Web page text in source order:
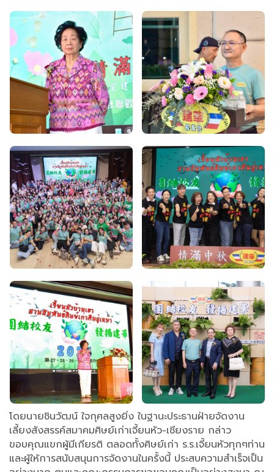
โดยนายชินวัฒน์​ ใจกุศลสูงยิ่ง​ ​ในฐานะประธานฝ่ายจัดงาน​
เลี้ยงสังสรรค์สมาคมศิษย์เก่าเจี้ยนหัว-เชียงราย​ กล่าว
ขอบคุณแขกผู้มีเกียรติ ตลอดทั้งศิษย์เก่า​ ร.ร.เจี้ยนหัว​ทุกๆท่าน​
และผู้ให้การสนับสนุนการจัดงานในครั้งนี้​ ประสบความสำเร็จเป็น